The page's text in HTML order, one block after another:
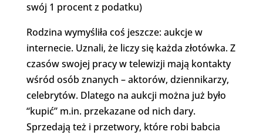
swój 1 procent z podatku)
Rodzina wymyśliła coś jeszcze: aukcje w
internecie. Uznali, że liczy się każda złotówka. Z
czasów swojej pracy w telewizji mają kontakty
wśród osób znanych – aktorów, dziennikarzy,
celebrytów. Dlatego na aukcji można już było
“kupić” m.in. przekazane od nich dary.
Sprzedają też i przetwory, które robi babcia